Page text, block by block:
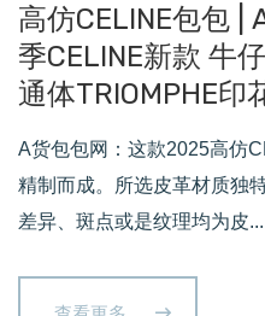
高仿CELINE包包 |
季CELINE新款 牛
通体TRIOMPHE印
A货包包网：这款2025高仿
精制而成。所选皮革材质独
差异、斑点或是纹理均为皮...